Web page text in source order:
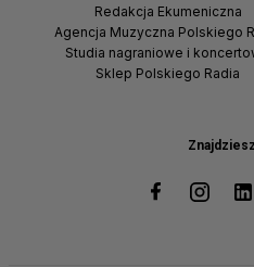
Redakcja Ekumeniczna
Agencja Muzyczna Polskiego
Studia nagraniowe i
Sklep Polskiego Radia